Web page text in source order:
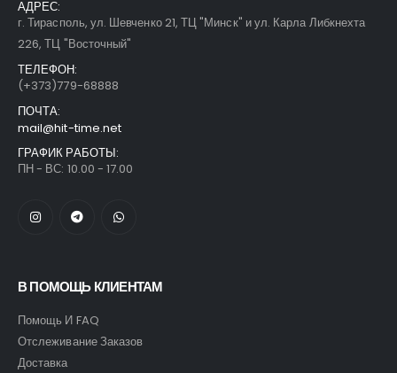
АДРЕС:
г. Тирасполь, ул. Шевченко 21, ТЦ "Минск" и ул. Карла Либкнехта
226, ТЦ "Восточный"
ТЕЛЕФОН:
(+373)779-68888
ПОЧТА:
mail@hit-time.net
ГРАФИК РАБОТЫ:
ПН - ВС: 10.00 - 17.00
В ПОМОЩЬ КЛИЕНТАМ
Помощь И FAQ
Отслеживание Заказов
Доставка